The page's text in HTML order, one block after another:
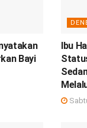
Bayi
Ibu